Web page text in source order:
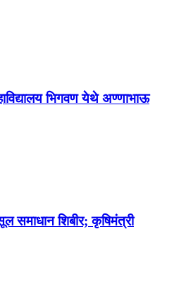
भिगवण येथे अण्णाभाऊ
समाधान शिबीर; कृषिमंत्री